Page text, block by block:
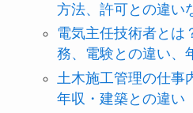
方法、許可との違い
電気主任技術者とは
務、電験との違い、
土木施工管理の仕事
年収・建築との違い